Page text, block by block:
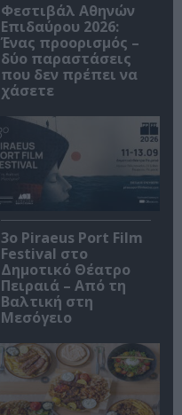
Φεστιβάλ Αθηνών
Επιδαύρου 2026:
Ένας προορισμός –
δύο παραστάσεις
που δεν πρέπει να
χάσετε
3o Piraeus Port Film
Festival στο
Δημοτικό Θέατρο
Πειραιά – Από τη
Βαλτική στη
Μεσόγειο